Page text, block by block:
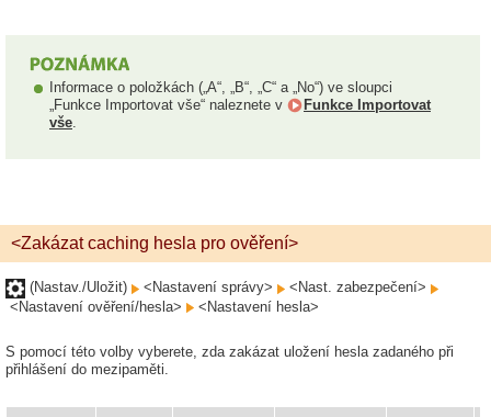
Informace o položkách („A“, „B“, „C“ a „No“) ve sloupci
„Funkce Importovat vše“ naleznete v
Funkce Importovat
vše.
<Zakázat caching hesla pro ověření>
(Nastav./Uložit) <Nastavení správy>
<Nast. zabezpečení>
<Nastavení ověření/hesla>
<Nastavení hesla>
S pomocí této volby vyberete, zda zakázat uložení hesla zadaného při
přihlášení do mezipaměti.